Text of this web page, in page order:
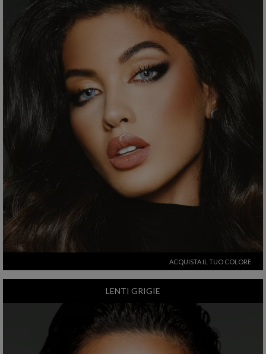
ACQUISTA IL TUO COLORE
LENTI GRIGIE